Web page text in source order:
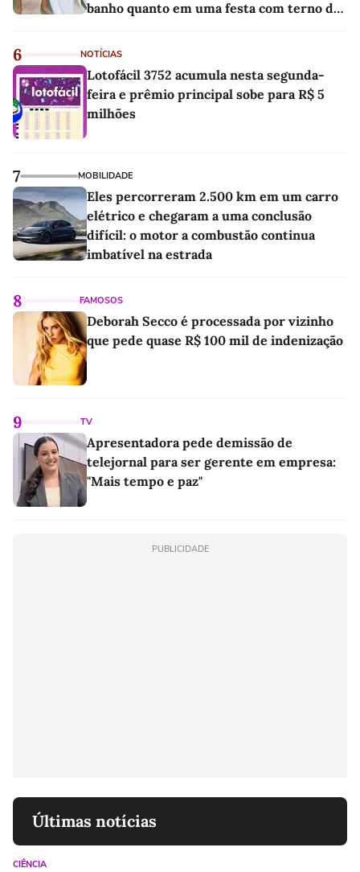
banho quanto em uma festa com terno de
6 NOTÍCIAS
Lotofácil 3752 acumula nesta segunda-
feira e prêmio principal sobe para R$ 5
milhões
7 MOBILIDADE
Eles percorreram 2.500 km em um carro
elétrico e chegaram a uma conclusão
difícil: o motor a combustão continua
imbatível na estrada
8 FAMOSOS
Deborah Secco é processada por vizinho
que pede quase R$ 100 mil de indenização
9 TV
Apresentadora pede demissão de
telejornal para ser gerente em empresa:
"Mais tempo e paz"
PUBLICIDADE
Últimas notícias
CIÊNCIA